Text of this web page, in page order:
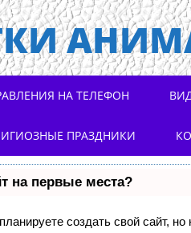
НА ТЕЛЕФОН
ПРАЗДНИКИ
на первые места?
создать свой сайт,